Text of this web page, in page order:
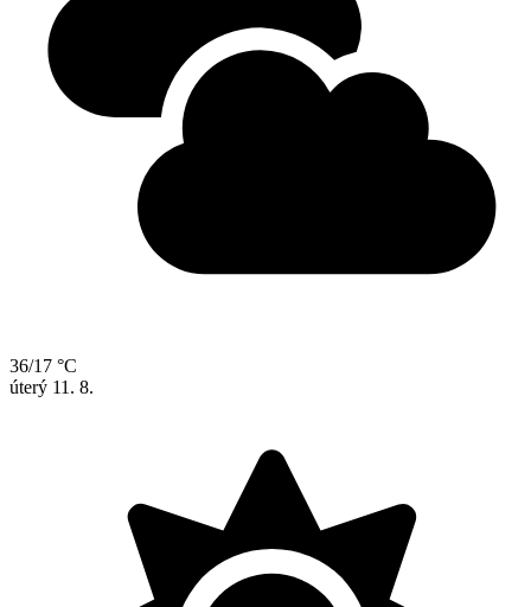
36/17 °C
úterý 11. 8.